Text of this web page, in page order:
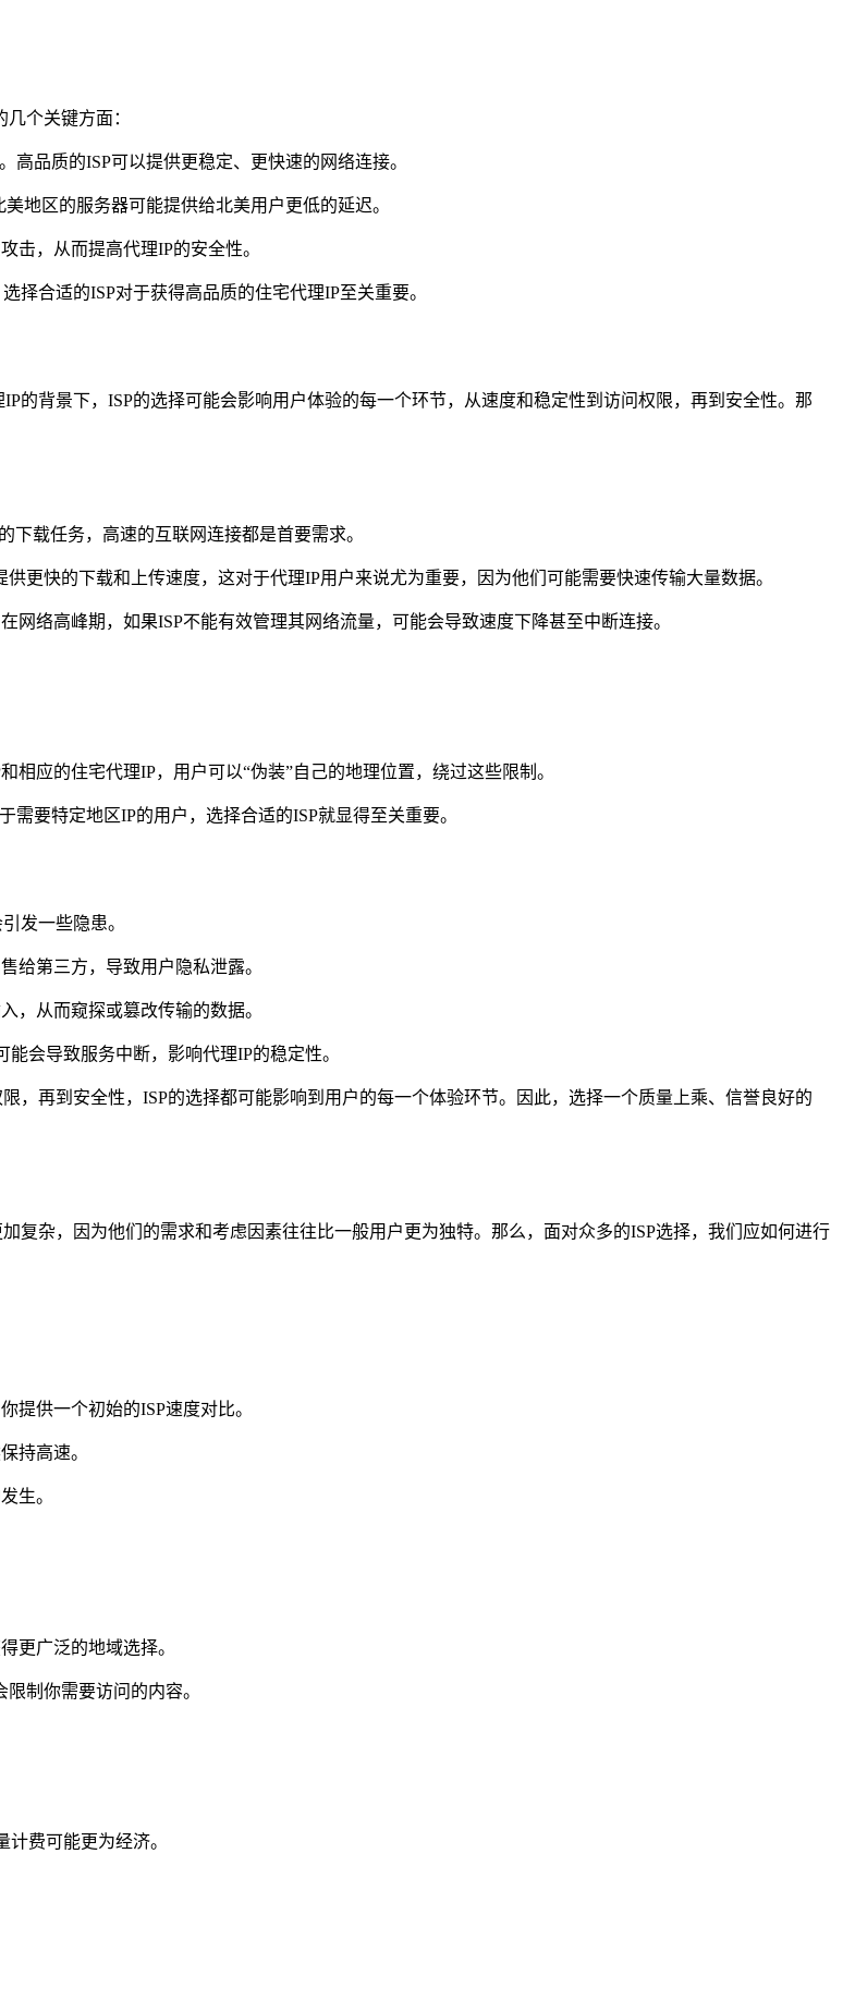
个关键方面：
品质的ISP可以提供更稳定、更快速的网络连接。
地区的服务器可能提供给北美用户更低的延迟。
击，从而提高代理IP的安全性。
择合适的ISP对于获得高品质的住宅代理IP至关重要。
的背景下，ISP的选择可能会影响用户体验的每一个环节，从速度和稳定性到访问权限，再到安全性。那
载任务，高速的互联网连接都是首要需求。
更快的下载和上传速度，这对于代理IP用户来说尤为重要，因为他们可能需要快速传输大量数据。
网络高峰期，如果ISP不能有效管理其网络流量，可能会导致速度下降甚至中断连接。
应的住宅代理IP，用户可以“伪装”自己的地理位置，绕过这些限制。
要特定地区IP的用户，选择合适的ISP就显得至关重要。
发一些隐患。
给第三方，导致用户隐私泄露。
，从而窥探或篡改传输的数据。
会导致服务中断，影响代理IP的稳定性。
，再到安全性，ISP的选择都可能影响到用户的每一个体验环节。因此，选择一个质量上乘、信誉良好的
复杂，因为他们的需求和考虑因素往往比一般用户更为独特。那么，面对众多的ISP选择，我们应如何进行
提供一个初始的ISP速度对比。
持高速。
生。
更广泛的地域选择。
制你需要访问的内容。
费可能更为经济。